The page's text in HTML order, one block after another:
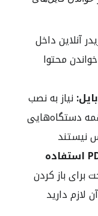
آنلاین داخل
محتوا
نیاز به نصب
دستگاه‌هایی
نیستند
چه زمانی از نمایشگر PDF استفاده
برای باز کردن